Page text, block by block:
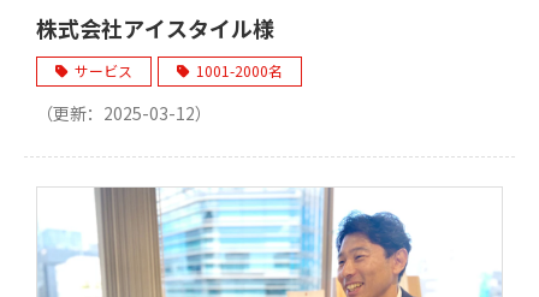
株式会社アイスタイル様
サービス 1001-2000名
（更新： 2025-03-12）